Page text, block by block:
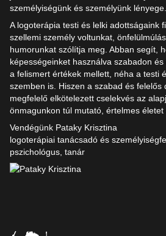
személyiségünk és személyünk lényege.
A logoterápia testi és lelki adottságaink
szellemi személy voltunkat,
humorunkat szólítja meg. Abban segít,
képességeinket használva szabadon
a felismert értékek mellett, néha a testi
szemben is. Hiszen a szabad és felelős
megfelelő elkötelezett cselekvés az
önmagunkon túl mutató, értelmes életet
Vendégünk Pataky Krisztina
logoterápiai tanácsadó és
pszichológus, tanár